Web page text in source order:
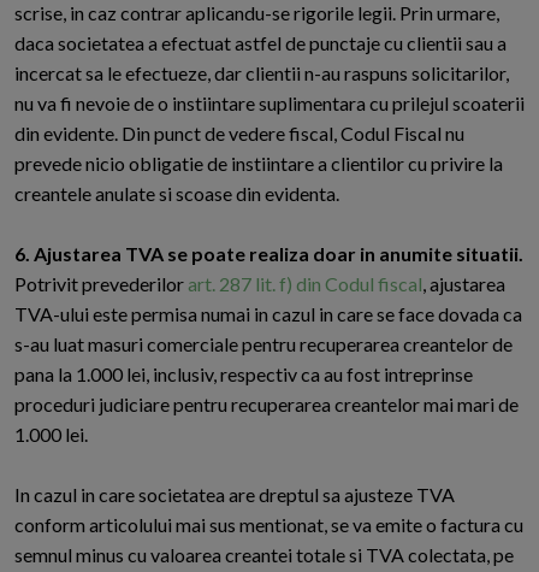
scrise, in caz contrar aplicandu-se rigorile legii. Prin urmare,
daca societatea a efectuat astfel de punctaje cu clientii sau a
incercat sa le efectueze, dar clientii n-au raspuns solicitarilor,
nu va fi nevoie de o instiintare suplimentara cu prilejul scoaterii
din evidente. Din punct de vedere fiscal, Codul Fiscal nu
prevede nicio obligatie de instiintare a clientilor cu privire la
creantele anulate si scoase din evidenta.
6. Ajustarea TVA se poate realiza doar in anumite situatii.
Potrivit prevederilor art. 287 lit. f) din Codul fiscal, ajustarea
TVA-ului este permisa numai in cazul in care se face dovada ca
s-au luat masuri comerciale pentru recuperarea creantelor de
pana la 1.000 lei, inclusiv, respectiv ca au fost intreprinse
proceduri judiciare pentru recuperarea creantelor mai mari de
1.000 lei.
In cazul in care societatea are dreptul sa ajusteze TVA
conform articolului mai sus mentionat, se va emite o factura cu
semnul minus cu valoarea creantei totale si TVA colectata, pe